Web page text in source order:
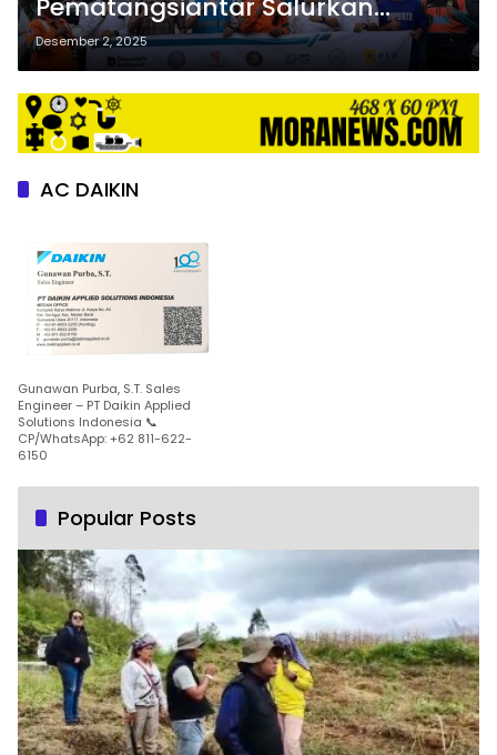
Pematangsiantar Salurkan
Bantuan ke Korban Banjir dan
Longsor
Desember 2, 2025
AC DAIKIN
Gunawan Purba, S.T. Sales
Engineer – PT Daikin Applied
Solutions Indonesia 📞
CP/WhatsApp: +62 811-622-
6150
Popular Posts